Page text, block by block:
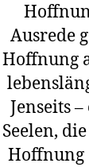
Ausrede
Hoffnung
Jenseits
Seelen,
Hoffnung